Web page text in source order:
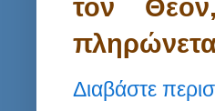
τον
Διαβάστε